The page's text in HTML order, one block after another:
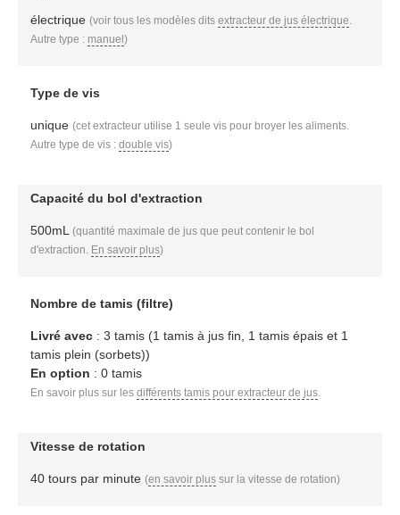
électrique (voir tous les modèles dits extracteur de jus électrique.
Autre type : manuel )
Type de vis
unique (cet extracteur utilise 1 seule vis pour broyer les aliments.
Autre type de vis : double vis)
Capacité du bol d'extraction
500mL (quantité maximale de jus que peut contenir le bol
d'extraction. En savoir plus)
Nombre de tamis (filtre)
Livré avec: 3 tamis (1 tamis à jus fin, 1 tamis épais et 1
tamis plein (sorbets))
En option : 0 tamis
En savoir plus sur les différents tamis pour extracteur de jus.
Vitesse de rotation
40 tours par minute (en savoir plussur la vitesse de rotation)